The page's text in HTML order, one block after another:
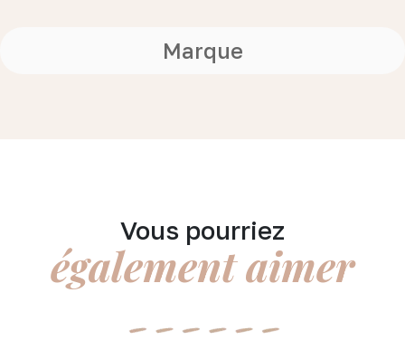
Marque
Vous pourriez
également aimer